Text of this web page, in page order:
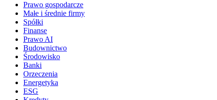
Prawo gospodarcze
Małe i średnie firmy
Spółki
Finanse
Prawo AI
Budownictwo
Środowisko
Banki
Orzeczenia
Energetyka
ESG